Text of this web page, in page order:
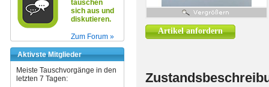
tauschen
sich aus und
diskutieren.
Zum Forum »
Aktivste Mitglieder
Meiste Tauschvorgänge in den
letzten 7 Tagen:
Artikel anfordern